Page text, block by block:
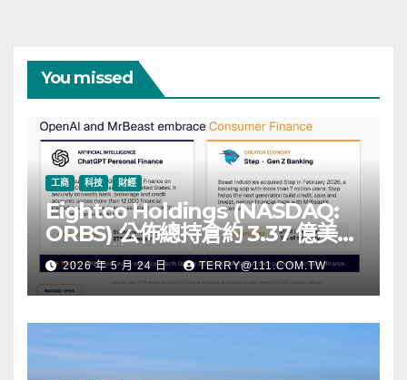
You missed
工商 科技 財經
Eightco Holdings (NASDAQ:
ORBS) 公佈總持倉約 3.37 億美
元，涵蓋 OpenAI、Beast
Industries、超過 11,000 枚以太
幣 (ETH) 及逾 2.83 億枚 WLD 代
幣
2026 年 5 月 24 日 TERRY@111.COM.TW